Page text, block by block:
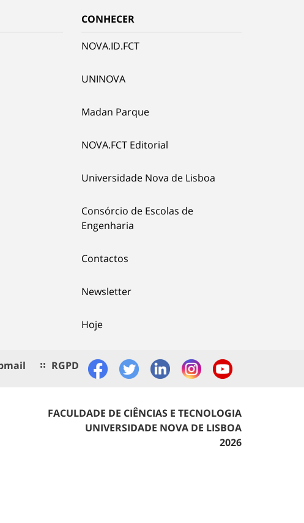
CONHECER
NOVA.ID.FCT
UNINOVA
Madan Parque
NOVA.FCT Editorial
Universidade Nova de Lisboa
Consórcio de Escolas de
Engenharia
Contactos
Newsletter
Hoje
RGPD
FACULDADE DE CIÊNCIAS E TECNOLOGIA
UNIVERSIDADE NOVA DE LISBOA
2026